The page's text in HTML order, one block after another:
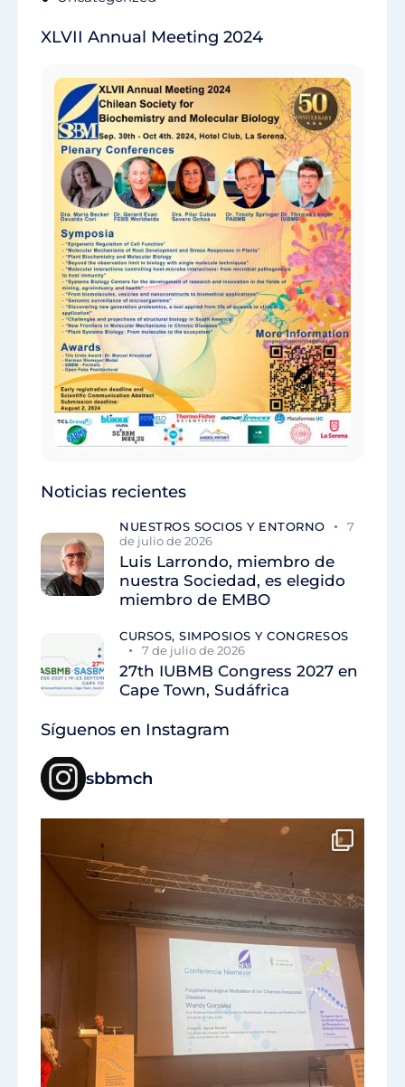
XLVII Annual Meeting 2024
Noticias recientes
NUESTROS SOCIOS Y ENTORNO
7
de julio de 2026
Luis Larrondo, miembro de
nuestra Sociedad, es elegido
miembro de EMBO
CURSOS, SIMPOSIOS Y CONGRESOS
7 de julio de 2026
27th IUBMB Congress 2027 en
Cape Town, Sudáfrica
Síguenos en Instagram
sbbmch